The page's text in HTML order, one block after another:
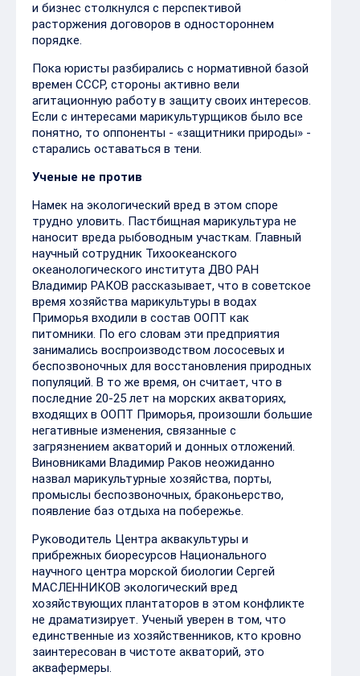
и бизнес столкнулся с перспективой
расторжения договоров в одностороннем
порядке.
Пока юристы разбирались с нормативной базой
времен СССР, стороны активно вели
агитационную работу в защиту своих интересов.
Если с интересами марикультурщиков было все
понятно, то оппоненты - «защитники природы» -
старались оставаться в тени.
Ученые не против
Намек на экологический вред в этом споре
трудно уловить. Пастбищная марикультура не
наносит вреда рыбоводным участкам. Главный
научный сотрудник Тихоокеанского
океанологического института ДВО РАН
Владимир РАКОВ рассказывает, что в советское
время хозяйства марикультуры в водах
Приморья входили в состав ООПТ как
питомники. По его словам эти предприятия
занимались воспроизводством лососевых и
беспозвоночных для восстановления природных
популяций. В то же время, он считает, что в
последние 20-25 лет на морских акваториях,
входящих в ООПТ Приморья, произошли большие
негативные изменения, связанные с
загрязнением акваторий и донных отложений.
Виновниками Владимир Раков неожиданно
назвал марикультурные хозяйства, порты,
промыслы беспозвоночных, браконьерство,
появление баз отдыха на побережье.
Руководитель Центра аквакультуры и
прибрежных биоресурсов Национального
научного центра морской биологии Сергей
МАСЛЕННИКОВ экологический вред
хозяйствующих плантаторов в этом конфликте
не драматизирует. Ученый уверен в том, что
единственные из хозяйственников, кто кровно
заинтересован в чистоте акваторий, это
аквафермеры.